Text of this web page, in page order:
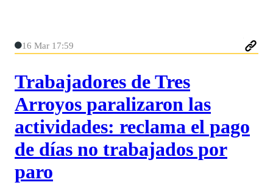
16 Mar 17:59
Trabajadores de Tres
Arroyos paralizaron las
actividades: reclama el pago
de días no trabajados por
paro